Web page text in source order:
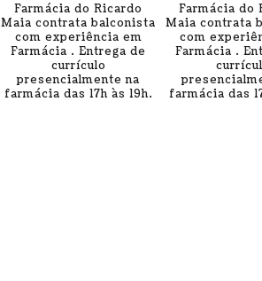
Farmácia do Ricardo
Maia contrata balconista
com experiência em
Farmácia . Entrega de
currículo
presencialmente na
farmácia das 17h às 19h.
Farmácia do
Maia contrata
com
Farmácia .
farmácia das